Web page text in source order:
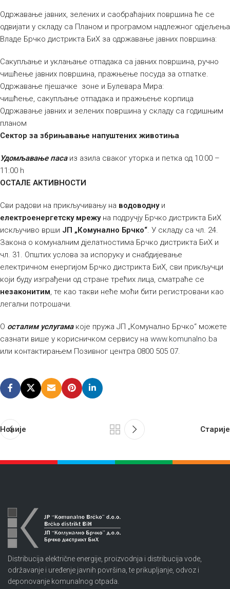
Одржавање јавних, зелених и саобраћајних површина ће се
одвијати у складу са Планом и програмом надлежног одјељења
Владе Брчко дистрикта БиХ за одржавање јавних површина:
Сакупљање и уклањање отпадака са јавних површина, ручно
чишћење јавних површина, пражњење посуда за отпатке.
Одржавање пјешачке зоне и Булевара Мира:
чишћење, сакупљање отпадака и пражњење корпица
Одржавање јавних и зелених површина у складу са годишњим
планом
Сектор за збрињавање напуштених животиња
Удомљавање пасаиз азила сваког уторка и петка од 10:00 –
11:00 h
ОСТАЛЕ АКТИВНОСТИ
Сви радови на прикључивању на водоводнуи
електроенергетску мрежуна подручју Брчко дистрикта БиХ
искључиво врши ЈП „Комунално Брчко“. У складу са чл. 24.
Закона о комуналним дјелатностима Брчко дистрикта БиХ и
чл. 31. Општих услова за испоруку и снабдијевање
електричном енергијом Брчко дистрикта БиХ, сви прикључци
који буду изграђени од стране трећих лица, сматраће се
незаконитим, те као такви неће моћи бити регистровани као
легални потрошачи.
О осталим услугамакоје пружа ЈП „Комунално Брчко“ можете
сазнати више у корисничком сервису на www.komunalno.ba
или контактирањем Позивног центра 0800 505 07.
Новије Старије
Distribucija električne energije, proizvodnja i distribucija vode,
održavanje i uređenje javnih površina, te prikupljanje, odvoz i
deponovanje komunalnog otpada.